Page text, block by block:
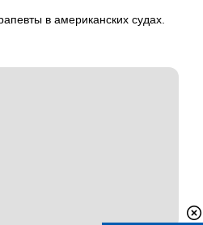
в американских судах.